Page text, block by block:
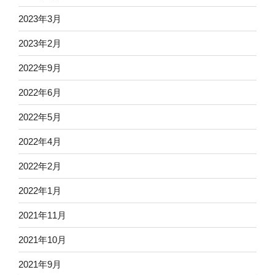
2023年3月
2023年2月
2022年9月
2022年6月
2022年5月
2022年4月
2022年2月
2022年1月
2021年11月
2021年10月
2021年9月